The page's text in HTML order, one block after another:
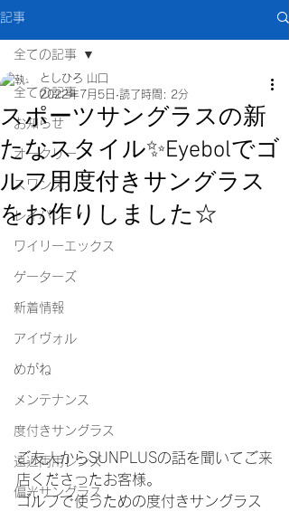
記事
全ての記事
お知らせ
オークリー
スワンズ
レイバン
ワイリーエックス
ゲーターズ
新着情報
アイヴォル
めがね
メンテナンス
度付きサングラス
遠近両用レンズ
偏光サングラス
全ての記事
スポーツサングラスの新
たなスタイル✨Eyebolでゴ
ルフ用度付きサングラス
をお作りしました☆
としひろ 山口
2022年7月5日 読了時間: 2分
ご友人からSUNPLUSの話を聞いてご来
店くださったお客様。
ゴルフで使うための度付きサングラス